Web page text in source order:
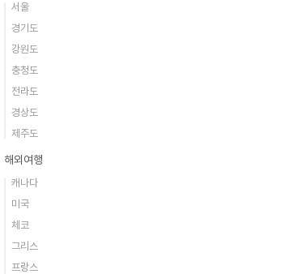
서울
경기도
강원도
충청도
전라도
경상도
제주도
해외여행
캐나다
미국
체코
그리스
프랑스